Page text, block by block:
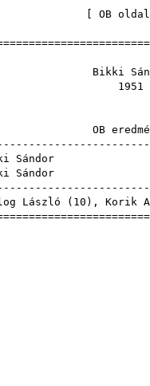
OB
László ( 10 ), Korik